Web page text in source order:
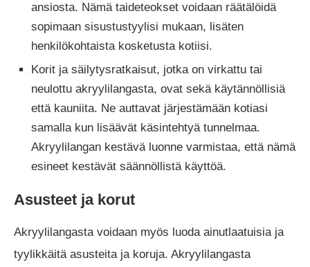
ansiosta. Nämä taideteokset voidaan räätälöidä
sopimaan sisustustyylisi mukaan, lisäten
henkilökohtaista kosketusta kotiisi.
Korit ja säilytysratkaisut, jotka on virkattu tai
neulottu akryylilangasta, ovat sekä käytännöllisiä
että kauniita. Ne auttavat järjestämään kotiasi
samalla kun lisäävät käsintehtyä tunnelmaa.
Akryylilangan kestävä luonne varmistaa, että nämä
esineet kestävät säännöllistä käyttöä.
Asusteet ja korut
Akryylilangasta voidaan myös luoda ainutlaatuisia ja
tyylikkäitä asusteita ja koruja. Akryylilangasta